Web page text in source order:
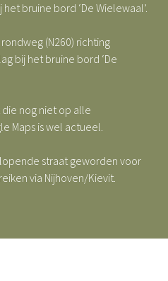
bruine bord ‘De Wielewaal’.
(N260) richting
bij het bruine bord ‘De
nog niet op alle
Maps is wel actueel.
straat geworden voor
via Nijhoven/Kievit.